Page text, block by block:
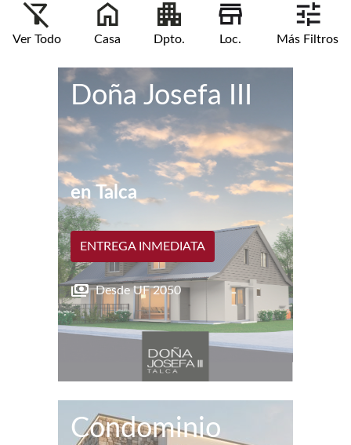
Ver Todo Casa Dpto. Loc. Más Filtros
Doña Josefa III
en Talca
ENTREGA INMEDIATA
Desde UF2050
Condominio